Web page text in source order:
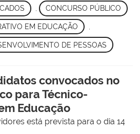
, CONCURSO PÚBLICO
EM EDUCAÇÃO
DE PESSOAS
convocados no
para Técnico-
Educação
está prevista para o dia 14